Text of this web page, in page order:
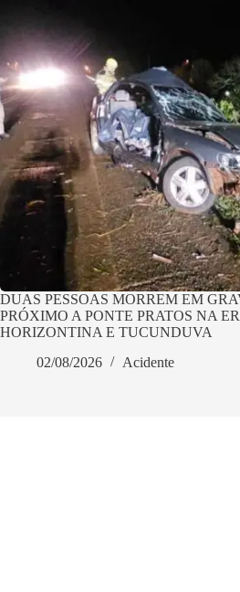
DUAS PESSOAS MORREM EM
PRÓXIMO A PONTE PRATOS NA
HORIZONTINA E TUCUNDUVA
02/08/2026
Acidente